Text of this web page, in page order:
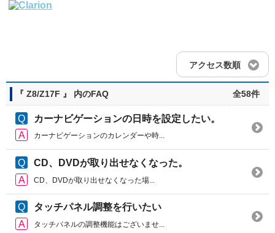
アクセス数順
『 Z8/Z17F 』 内のFAQ 全58件
カーナビゲーションの日時を設定したい。
カーナビゲーションのカレンダーや時...
CD、DVDが取り出せなくなった。
CD、DVDが取り出せなくなった場...
タッチパネル調整を行いたい
タッチパネルの調整機能はございませ...